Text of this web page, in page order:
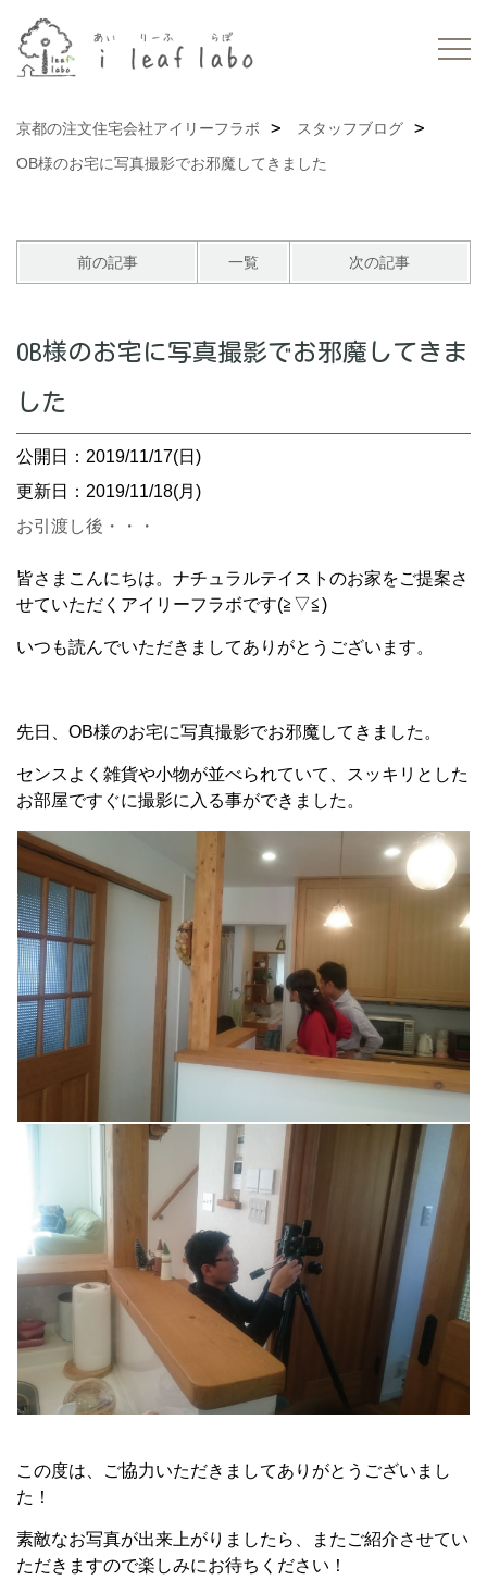
京都の注文住宅会社アイリーフラボ
スタッフブログ
OB様のお宅に写真撮影でお邪魔してきました
前の記事 一覧 次の記事
OB様のお宅に写真撮影でお邪魔してきま
した
公開日：2019/11/17(日)
更新日：2019/11/18(月)
お引渡し後・・・
皆さまこんにちは。ナチュラルテイストのお家をご提案さ
せていただくアイリーフラボです(≧▽≦)
いつも読んでいただきましてありがとうございます。
先日、OB様のお宅に写真撮影でお邪魔してきました。
センスよく雑貨や小物が並べられていて、スッキリとした
お部屋ですぐに撮影に入る事ができました。
この度は、ご協力いただきましてありがとうございまし
た！
素敵なお写真が出来上がりましたら、またご紹介させてい
ただきますので楽しみにお待ちください！